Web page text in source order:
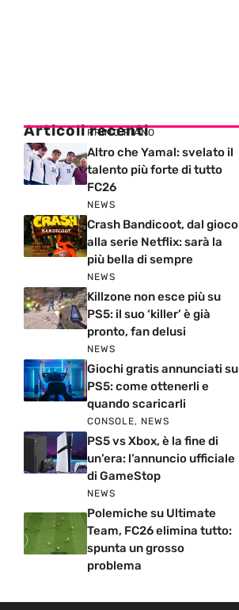
Articoli recenti
PRIMO PIANO
Altro che Yamal: svelato il
talento più forte di tutto
FC26
NEWS
Crash Bandicoot, dal gioco
alla serie Netflix: sarà la
più bella di sempre
NEWS
Killzone non esce più su
PS5: il suo ‘killer’ è già
pronto, fan delusi
NEWS
Giochi gratis annunciati su
PS5: come ottenerli e
quando scaricarli
CONSOLE, NEWS
PS5 vs Xbox, è la fine di
un’era: l’annuncio ufficiale
di GameStop
NEWS
Polemiche su Ultimate
Team, FC26 elimina tutto:
spunta un grosso
problema